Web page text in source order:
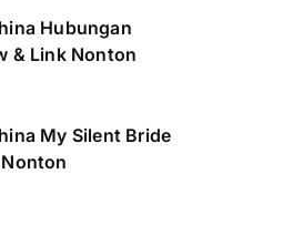
Hubungan
& Link Nonton
My Silent Bride